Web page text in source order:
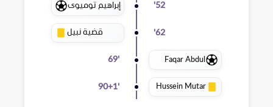
52
' إبراهيم توميوى
62
' قضية نبيل
Faqar Abdul
69'
Hussein Mutar
90+1'